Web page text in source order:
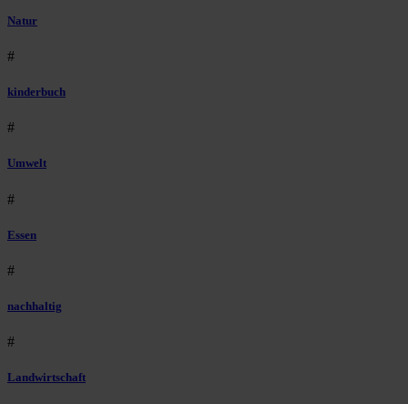
Natur
#
kinderbuch
#
Umwelt
#
Essen
#
nachhaltig
#
Landwirtschaft